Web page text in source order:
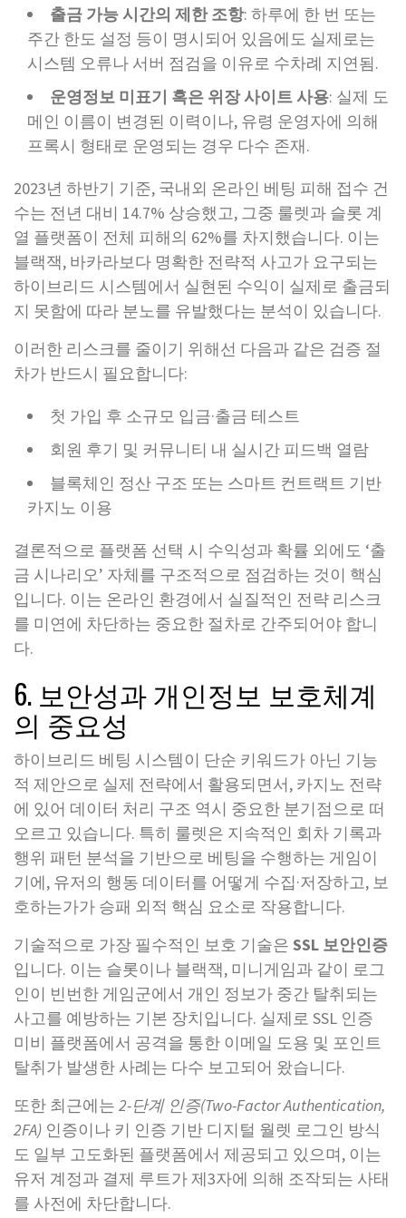
출금 가능 시간의 제한 조항: 하루에 한 번 또는
주간 한도 설정 등이 명시되어 있음에도 실제로는
시스템 오류나 서버 점검을 이유로 수차례 지연됨.
운영정보 미표기 혹은 위장 사이트 사용: 실제 도
메인 이름이 변경된 이력이나, 유령 운영자에 의해
프록시 형태로 운영되는 경우 다수 존재.
2023년 하반기 기준, 국내외 온라인 베팅 피해 접수 건
수는 전년 대비 14.7% 상승했고, 그중 룰렛과 슬롯 계
열 플랫폼이 전체 피해의 62%를 차지했습니다. 이는
블랙잭, 바카라보다 명확한 전략적 사고가 요구되는
하이브리드 시스템에서 실현된 수익이 실제로 출금되
지 못함에 따라 분노를 유발했다는 분석이 있습니다.
이러한 리스크를 줄이기 위해선 다음과 같은 검증 절
차가 반드시 필요합니다:
첫 가입 후 소규모 입금·출금 테스트
회원 후기 및 커뮤니티 내 실시간 피드백 열람
블록체인 정산 구조 또는 스마트 컨트랙트 기반
카지노 이용
결론적으로 플랫폼 선택 시 수익성과 확률 외에도 ‘출
금 시나리오’ 자체를 구조적으로 점검하는 것이 핵심
입니다. 이는 온라인 환경에서 실질적인 전략 리스크
를 미연에 차단하는 중요한 절차로 간주되어야 합니
다.
6. 보안성과 개인정보 보호체계
의 중요성
하이브리드 베팅 시스템이 단순 키워드가 아닌 기능
적 제안으로 실제 전략에서 활용되면서, 카지노 전략
에 있어 데이터 처리 구조 역시 중요한 분기점으로 떠
오르고 있습니다. 특히 룰렛은 지속적인 회차 기록과
행위 패턴 분석을 기반으로 베팅을 수행하는 게임이
기에, 유저의 행동 데이터를 어떻게 수집·저장하고, 보
호하는가가 승패 외적 핵심 요소로 작용합니다.
기술적으로 가장 필수적인 보호 기술은 SSL 보안인증
입니다. 이는 슬롯이나 블랙잭, 미니게임과 같이 로그
인이 빈번한 게임군에서 개인 정보가 중간 탈취되는
사고를 예방하는 기본 장치입니다. 실제로 SSL 인증
미비 플랫폼에서 공격을 통한 이메일 도용 및 포인트
탈취가 발생한 사례는 다수 보고되어 왔습니다.
또한 최근에는 2-단계 인증(Two-Factor Authentication,
2FA) 인증이나 키 인증 기반 디지털 월렛 로그인 방식
도 일부 고도화된 플랫폼에서 제공되고 있으며, 이는
유저 계정과 결제 루트가 제3자에 의해 조작되는 사태
를 사전에 차단합니다.